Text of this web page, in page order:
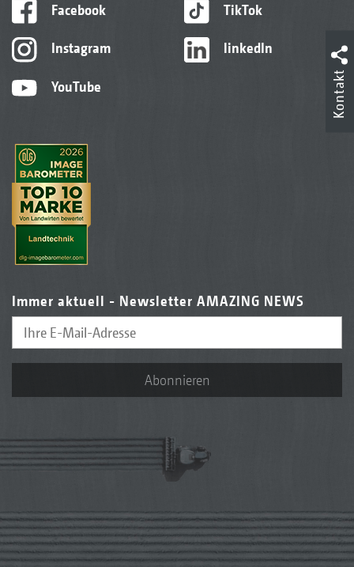
Facebook
Instagram
YouTube
TikTok
linkedIn
Immer aktuell - Newsletter AMAZING NEWS
Abonnieren
Kontakt